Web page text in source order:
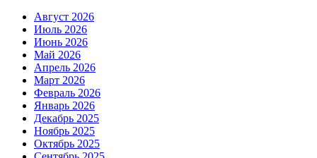
Август 2026
Июль 2026
Июнь 2026
Май 2026
Апрель 2026
Март 2026
Февраль 2026
Январь 2026
Декабрь 2025
Ноябрь 2025
Октябрь 2025